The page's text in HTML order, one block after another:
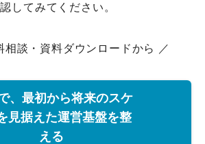
してみてください。
相談・資料ダウンロードから ／
、最初から将来のスケ
見据えた運営基盤を整
える